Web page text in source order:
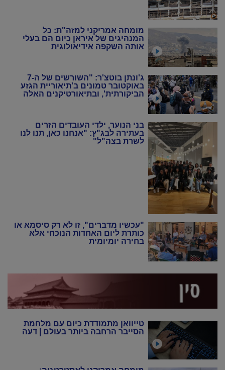
מומחה אמריקני למזה"ת: כל
המנהיגים של איראן כיום הם בעלי
אותה השקפה אידיאולוגית
ג'ונתן בוטצ'ר: "השורשים של ה-7
באוקטובר טמונים ב'תיאוריית הגזע
הביקורתית', ובתיאורטיקנים האלה
בני הנוער, ילדי העובדים הזרים
בעתירה לבג"ץ: "אנחנו כאן, תנו לנו
לשרת בצה"ל"
"עכשיו מדברים", זו לא רק סיסמא או
כותרת ליום האחדות הנוכחי אלא
בחירה יומיומית
טייוואן מתמודדת כיום עם מלחמת
הסייבר הרחבה ביותר בעולם | דעה